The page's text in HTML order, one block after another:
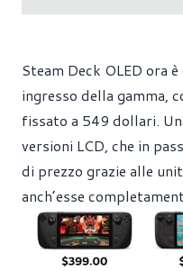
Steam Deck OLED ora
ingresso della gamma,
fissato a 549 dollari.
versioni LCD, che in
di prezzo grazie alle
anch’esse